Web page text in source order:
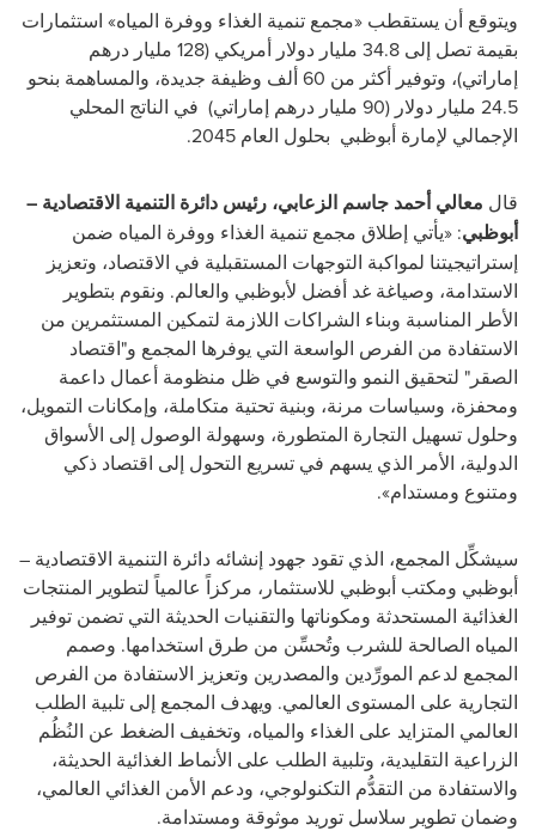
ويتوقع أن يستقطب «مجمع تنمية الغذاء ووفرة المياه» استثمارات
بقيمة تصل إلى 34.8 مليار دولار أمريكي (128 مليار درهم
إماراتي)، وتوفير أكثر من 60 ألف وظيفة جديدة، والمساهمة بنحو
24.5 مليار دولار (90 مليار درهم إماراتي) في الناتج المحلي
الإجمالي لإمارة أبوظبي بحلول العام 2045.
قال معالي أحمد جاسم الزعابي، رئيس دائرة التنمية الاقتصادية –
أبوظبي: «يأتي إطلاق مجمع تنمية الغذاء ووفرة المياه ضمن
إستراتيجيتنا لمواكبة التوجهات المستقبلية في الاقتصاد، وتعزيز
الاستدامة، وصياغة غد أفضل لأبوظبي والعالم. ونقوم بتطوير
الأطر المناسبة وبناء الشراكات اللازمة لتمكين المستثمرين من
الاستفادة من الفرص الواسعة التي يوفرها المجمع و"اقتصاد
الصقر" لتحقيق النمو والتوسع في ظل منظومة أعمال داعمة
ومحفزة، وسياسات مرنة، وبنية تحتية متكاملة، وإمكانات التمويل،
وحلول تسهيل التجارة المتطورة، وسهولة الوصول إلى الأسواق
الدولية، الأمر الذي يسهم في تسريع التحول إلى اقتصاد ذكي
ومتنوع ومستدام».
سيشكِّل المجمع، الذي تقود جهود إنشائه دائرة التنمية الاقتصادية –
أبوظبي ومكتب أبوظبي للاستثمار، مركزاً عالمياً لتطوير المنتجات
الغذائية المستحدثة ومكوناتها والتقنيات الحديثة التي تضمن توفير
المياه الصالحة للشرب وتُحسِّن من طرق استخدامها. وصمم
المجمع لدعم المورِّدين والمصدرين وتعزيز الاستفادة من الفرص
التجارية على المستوى العالمي. ويهدف المجمع إلى تلبية الطلب
العالمي المتزايد على الغذاء والمياه، وتخفيف الضغط عن النُظُم
الزراعية التقليدية، وتلبية الطلب على الأنماط الغذائية الحديثة،
والاستفادة من التقدُّم التكنولوجي، ودعم الأمن الغذائي العالمي،
وضمان تطوير سلاسل توريد موثوقة ومستدامة.